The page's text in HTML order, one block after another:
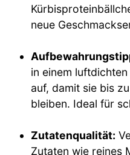
neue
in einem
auf, damit sie bis
bleiben. Ideal für
Zutatenqualität:
Zutaten wie reines